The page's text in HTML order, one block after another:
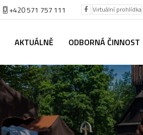
+420 571 757 111 Virtuální prohlídka
AKTUÁLNĚ ODBORNÁ ČINNOST